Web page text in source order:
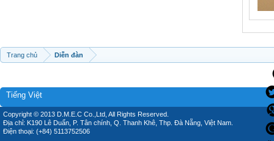
Trang chủ Diễn đàn
Tiếng Việt
Copyright © 2013 D.M.E.C Co.,Ltd, All Rights Reserved.
Địa chỉ: K190 Lê Duẩn, P. Tân chính, Q. Thanh Khê, Thp. Đà Nẵng, Việt Nam.
Điện thoại: (+84) 5113752506